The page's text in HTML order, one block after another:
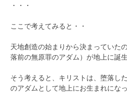
・・・
ここで考えてみると・・
天地創造の始まりから決まっていた
落前の無原罪のアダム）が地上に誕
そう考えると、キリストは、堕落し
のアダムとして地上にお生まれにな